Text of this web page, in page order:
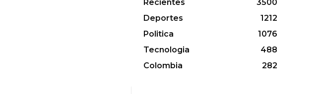
Recientes
3500
Deportes
1212
Politica
1076
Tecnologia
488
Colombia
282